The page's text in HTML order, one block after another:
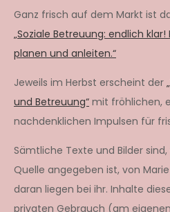
Ganz frisch auf dem Markt ist
„Soziale Betreuung: endlich
planen und anleiten.“
Jeweils im Herbst erscheint der
und Betreuung“ mit fröhlichen,
nachdenklichen Impulsen für
Sämtliche Texte und Bilder
Quelle angegeben ist, von
daran liegen bei ihr. Inhalte
privaten Gebrauch (am